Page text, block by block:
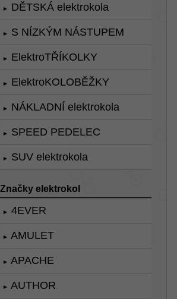
► DĚTSKÁ elektrokola
► S NÍZKÝM NÁSTUPEM
► ElektroTŘÍKOLKY
► ElektroKOLOBĚŽKY
► NÁKLADNÍ elektrokola
► SPEED PEDELEC
► SUV elektrokola
Značky elektrokol
► 4EVER
► AMULET
► APACHE
► AUTHOR